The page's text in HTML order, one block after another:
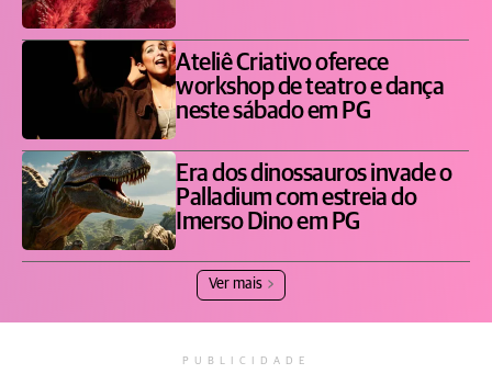
Ateliê Criativo oferece
workshop de teatro e dança
neste sábado em PG
Era dos dinossauros invade o
Palladium com estreia do
Imerso Dino em PG
Ver mais
PUBLICIDADE